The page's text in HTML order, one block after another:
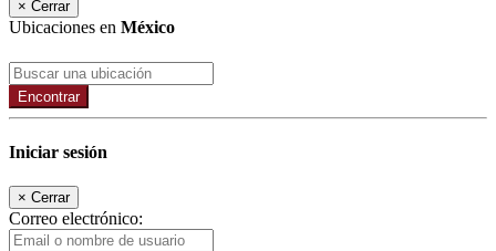
× Cerrar
Ubicaciones en México
Encontrar
Iniciar sesión
× Cerrar
Correo electrónico: